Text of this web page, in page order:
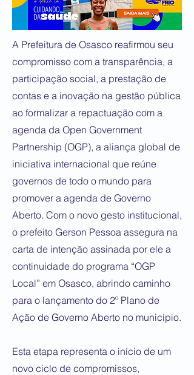
A Prefeitura de Osasco reafirmou seu
compromisso com a transparência, a
participação social, a prestação de
contas e a inovação na gestão pública
ao formalizar a repactuação com a
agenda da Open Government
Partnership (OGP), a aliança global de
iniciativa internacional que reúne
governos de todo o mundo para
promover a agenda de Governo
Aberto. Com o novo gesto institucional,
o prefeito Gerson Pessoa assegura na
carta de intenção assinada por ele a
continuidade do programa “OGP
Local” em Osasco, abrindo caminho
para o lançamento do 2º Plano de
Ação de Governo Aberto no município.
Esta etapa representa o início de um
novo ciclo de compromissos,